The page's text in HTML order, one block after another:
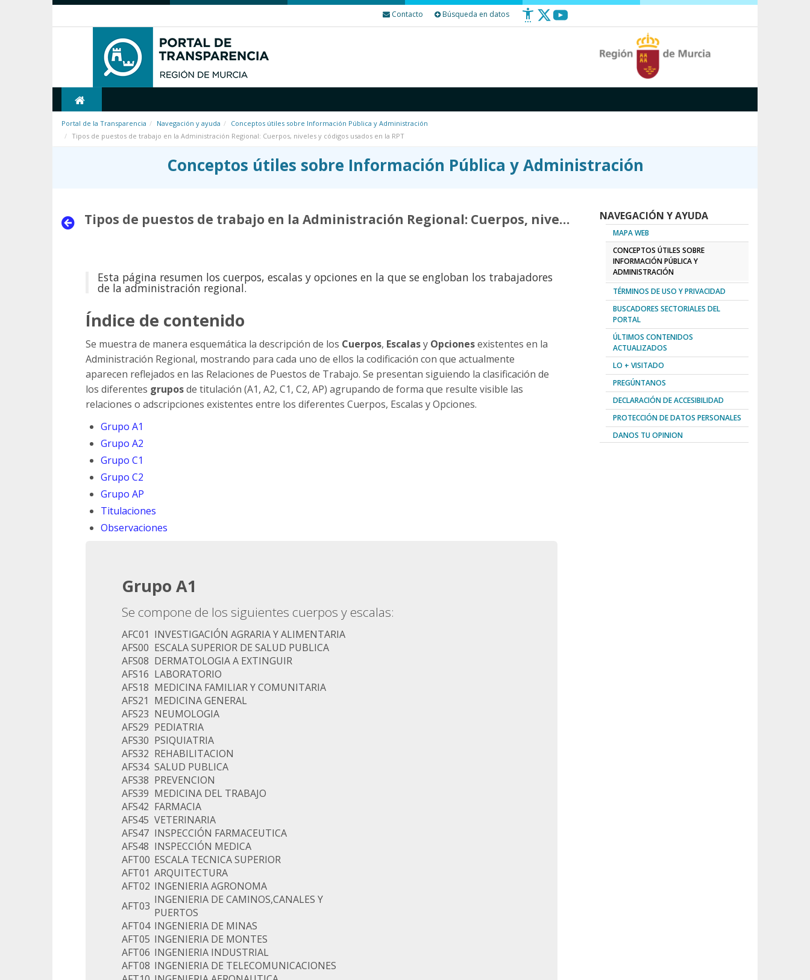
Saltar al contenido
Contacto Búsqueda en datos
Portal de la Transparencia Navegación y ayuda
Conceptos útiles sobre Información Pública y Administración
Tipos de puestos de trabajo en la Administración Regional: Cuerpos, niveles y códigos usados en la RPT
Conceptos útiles sobre Información Pública y Administración
Tipos de puestos de trabajo en la Administración Regional: Cuerpos, niveles y códigos usados en la RPT
Esta página resumen los cuerpos, escalas y opciones en la que se engloban los trabajadores
de la administración regional.
Índice de contenido
Se muestra de manera esquemática la descripción de los Cuerpos, Escalasy Opcionesexistentes en la
Administración Regional, mostrando para cada uno de ellos la codificación con que actualmente
aparecen reflejados en las Relaciones de Puestos de Trabajo. Se presentan siguiendo la clasificación de
los diferentes gruposde titulación (A1, A2, C1, C2, AP) agrupando de forma que resulte visible las
relaciones o adscripciones existentes entre los diferentes Cuerpos, Escalas y Opciones.
Grupo A1
Grupo A2
Grupo C1
Grupo C2
Grupo AP
Titulaciones
Observaciones
Grupo A1
Se compone de los siguientes cuerpos y escalas:
AFC01 INVESTIGACIÓN AGRARIA Y ALIMENTARIA
AFS00 ESCALA SUPERIOR DE SALUD PUBLICA
AFS08 DERMATOLOGIA A EXTINGUIR
AFS16 LABORATORIO
AFS18 MEDICINA FAMILIAR Y COMUNITARIA
AFS21 MEDICINA GENERAL
AFS23 NEUMOLOGIA
AFS29 PEDIATRIA
AFS30 PSIQUIATRIA
AFS32 REHABILITACION
AFS34 SALUD PUBLICA
AFS38 PREVENCION
AFS39 MEDICINA DEL TRABAJO
AFS42 FARMACIA
AFS45 VETERINARIA
AFS47 INSPECCIÓN FARMACEUTICA
AFS48 INSPECCIÓN MEDICA
AFT00 ESCALA TECNICA SUPERIOR
AFT01 ARQUITECTURA
AFT02 INGENIERIA AGRONOMA
AFT03 INGENIERIA DE CAMINOS,CANALES Y
PUERTOS
AFT04 INGENIERIA DE MINAS
AFT05 INGENIERIA DE MONTES
AFT06 INGENIERIA INDUSTRIAL
AFT08 INGENIERIA DE TELECOMUNICACIONES
NAVEGACIÓN Y AYUDA
MAPA WEB
CONCEPTOS ÚTILES SOBRE
INFORMACIÓN PÚBLICA Y
ADMINISTRACIÓN
TÉRMINOS DE USO Y PRIVACIDAD
BUSCADORES SECTORIALES DEL
PORTAL
ÚLTIMOS CONTENIDOS
ACTUALIZADOS
LO + VISITADO
PREGÚNTANOS
DECLARACIÓN DE ACCESIBILIDAD
PROTECCIÓN DE DATOS PERSONALES
DANOS TU OPINION